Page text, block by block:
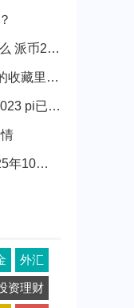
派币2025年官方最新消息是什么 派币2025年官方最新消息真实分享
揭秘十大不值钱的纪念币，你的收藏里有吗？
央视曝光pi币最新最真实报道2023 pi已经成功了是真的吗（假的）
pi币今天最新官方消息真实2025年10月 派币今天最新消息介绍
外汇
资理财